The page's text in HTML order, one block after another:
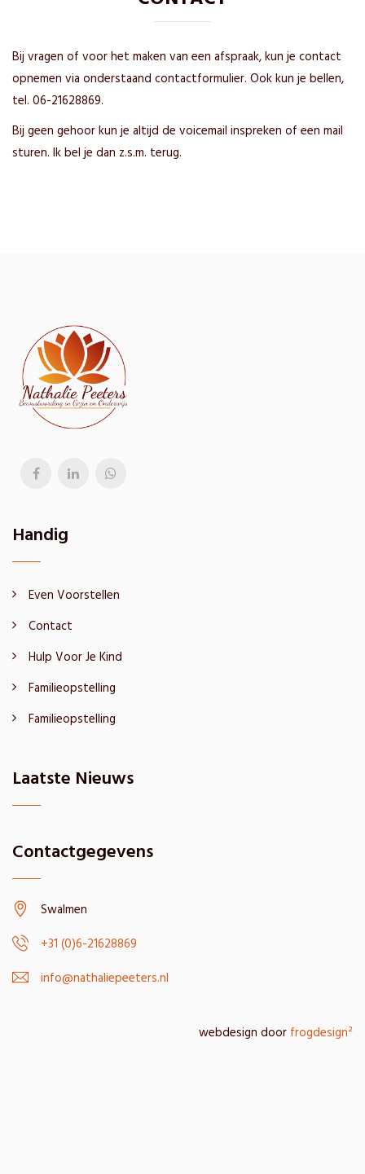
Bij vragen of voor het maken van een afspraak, kun je contact
opnemen via onderstaand contactformulier. Ook kun je bellen,
tel. 06-21628869.
Bij geen gehoor kun je altijd de voicemail inspreken of een mail
sturen. Ik bel je dan z.s.m. terug.
Handig
Even Voorstellen
Contact
Hulp Voor Je Kind
Familieopstelling
Familieopstelling
Laatste Nieuws
Contactgegevens
Swalmen
+31 (0)6-21628869
info@nathaliepeeters.nl
webdesign door frogdesign²